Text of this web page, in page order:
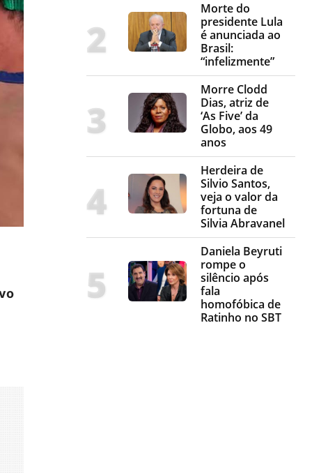
Morte do
presidente Lula
é anunciada ao
Brasil:
“infelizmente”
Morre Clodd
Dias, atriz de
‘As Five’ da
Globo, aos 49
anos
Herdeira de
Silvio Santos,
veja o valor da
fortuna de
Silvia Abravanel
Daniela Beyruti
rompe o
silêncio após
fala
homofóbica de
Ratinho no SBT